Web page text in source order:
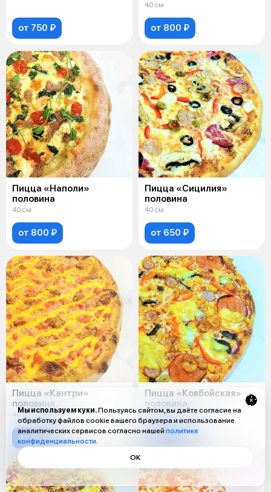
от 750 ₽
40 см
от 800 ₽
Пицца «Наполи»
половина
40 см
от 800 ₽
Пицца «Сицилия»
половина
40 см
от 650 ₽
Пицца «Кантри»
половина
40 см
от 650 ₽
Пицца «Ковбойская»
половина
40 см
Мы используем куки.Пользуясь сайтом, вы даёте согласие на
обработку файлов cookie вашего браузера и использование
аналитических сервисов согласно нашей политике
конфиденциальности.
ОК